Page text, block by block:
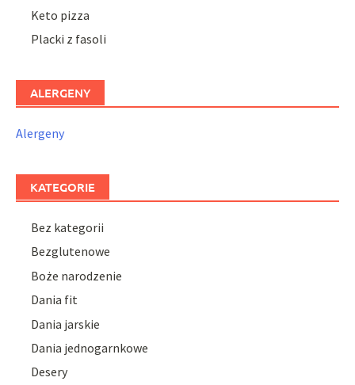
Keto pizza
Placki z fasoli
ALERGENY
Alergeny
KATEGORIE
Bez kategorii
Bezglutenowe
Boże narodzenie
Dania fit
Dania jarskie
Dania jednogarnkowe
Desery